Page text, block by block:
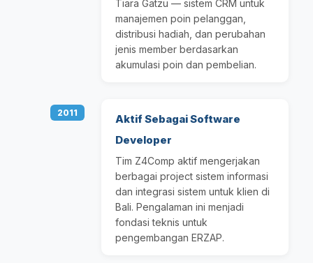
Tiara Gatzu — sistem CRM untuk
manajemen poin pelanggan,
distribusi hadiah, dan perubahan
jenis member berdasarkan
akumulasi poin dan pembelian.
2011
Aktif Sebagai Software
Developer
Tim Z4Comp aktif mengerjakan
berbagai project sistem informasi
dan integrasi sistem untuk klien di
Bali. Pengalaman ini menjadi
fondasi teknis untuk
pengembangan ERZAP.